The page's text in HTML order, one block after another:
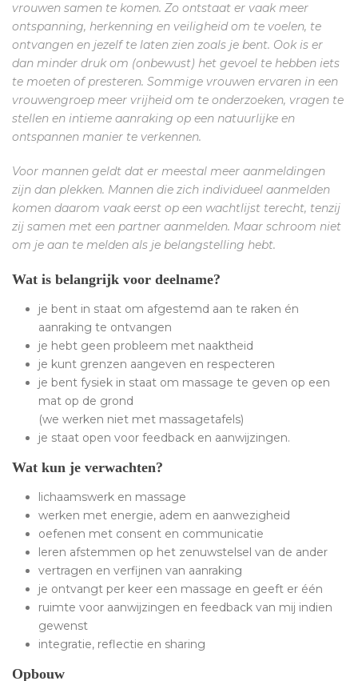
vrouwen samen te komen. Zo ontstaat er vaak meer
ontspanning, herkenning en veiligheid om te voelen, te
ontvangen en jezelf te laten zien zoals je bent. Ook is er
dan minder druk om (onbewust) het gevoel te hebben iets
te moeten of presteren. Sommige vrouwen ervaren in een
vrouwengroep meer vrijheid om te onderzoeken, vragen te
stellen en intieme aanraking op een natuurlijke en
ontspannen manier te verkennen.
Voor mannen geldt dat er meestal meer aanmeldingen
zijn dan plekken. Mannen die zich individueel aanmelden
komen daarom vaak eerst op een wachtlijst terecht, tenzij
zij samen met een partner aanmelden. Maar schroom niet
om je aan te melden als je belangstelling hebt.
Wat is belangrijk voor deelname?
je bent in staat om afgestemd aan te raken én
aanraking te ontvangen
je hebt geen probleem met naaktheid
je kunt grenzen aangeven en respecteren
je bent fysiek in staat om massage te geven op een
mat op de grond
(we werken niet met massagetafels)
je staat open voor feedback en aanwijzingen.
Wat kun je verwachten?
lichaamswerk en massage
werken met energie, adem en aanwezigheid
oefenen met consent en communicatie
leren afstemmen op het zenuwstelsel van de ander
vertragen en verfijnen van aanraking
je ontvangt per keer een massage en geeft er één
ruimte voor aanwijzingen en feedback van mij indien
gewenst
integratie, reflectie en sharing
Opbouw